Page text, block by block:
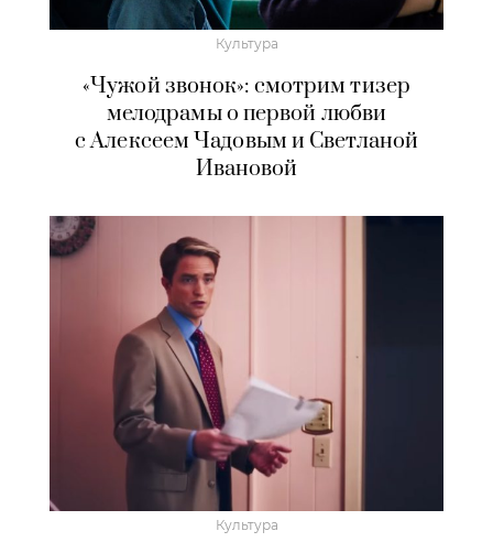
Культура
«Чужой звонок»: смотрим тизер
мелодрамы о первой любви
с Алексеем Чадовым и Светланой
Ивановой
Культура